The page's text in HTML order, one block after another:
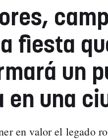
fiesta
un
en una
en valor el legado